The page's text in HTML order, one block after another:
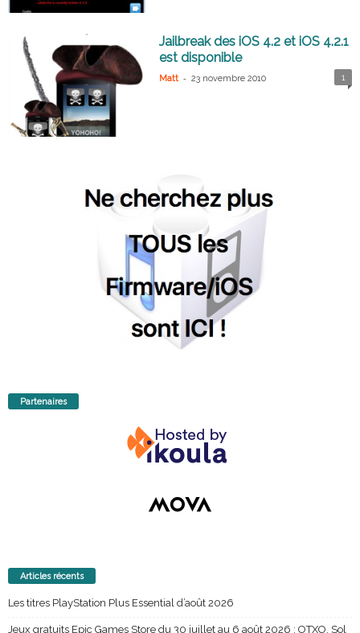
Jailbreak des iOS 4.2 et iOS 4.2.1
est disponible
Matt - 23 novembre 2010 1
Partenaires
Articles récents
Les titres PlayStation Plus Essential d’août 2026
Jeux gratuits Epic Games Store du 30 juillet au 6 août 2026 : OTXO, Sol